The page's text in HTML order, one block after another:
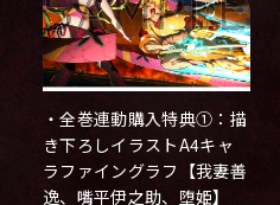
・全巻連動購入特典①：描
き下ろしイラストA4キャ
ラファイングラフ【我妻善
逸、嘴平伊之助、堕姫】